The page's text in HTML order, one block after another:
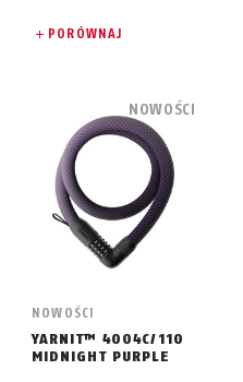
PORÓWNAJ
NOWOŚCI
YARNIT™ 4004C/110
MIDNIGHT PURPLE
NOWOŚCI